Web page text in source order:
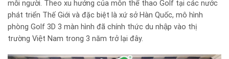
mỗi người. Theo xu hướng của môn thể thao Golf tại các nước
phát triển Thế Giới và đặc biệt là xứ sở Hàn Quốc, mô hình
phòng Golf 3D 3 màn hình đã chính thức du nhập vào thị
trường Việt Nam trong 3 năm trở lại đây.